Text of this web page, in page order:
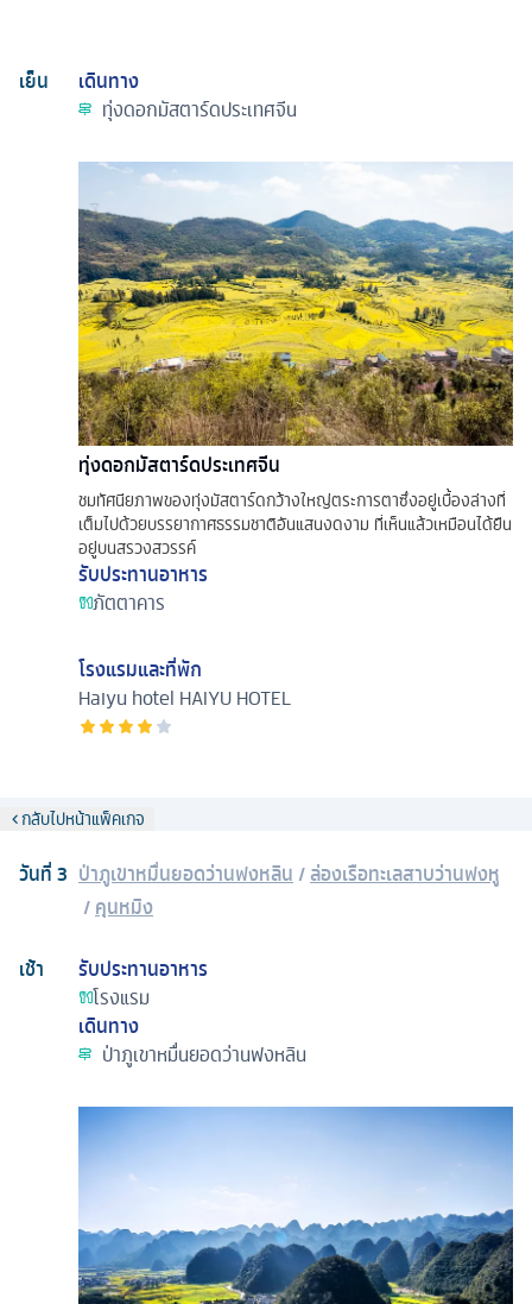
เย็น
เดินทาง
ทุ่งดอกมัสตาร์ดประเทศจีน
ทุ่งดอกมัสตาร์ดประเทศจีน
ชมทัศนียภาพของทุ่งมัสตาร์ดกว้างใหญ่ตระการตาซึ่งอยู่เบื้องล่างที่
เต็มไปด้วยบรรยากาศธรรมชาติอันแสนงดงาม ที่เห็นแล้วเหมือนได้ยืน
อยู่บนสรวงสวรรค์
รับประทานอาหาร
ภัตตาคาร
โรงแรมและที่พัก
Haiyu hotel HAIYU HOTEL
กลับไปหน้าแพ็คเกจ
วันที่3 ป่าภูเขาหมื่นยอดว่านฟงหลิน /ล่องเรือทะเลสาบว่านฟงหู
/คุนหมิง
เช้า
รับประทานอาหาร
โรงแรม
เดินทาง
ป่าภูเขาหมื่นยอดว่านฟงหลิน